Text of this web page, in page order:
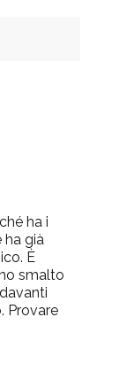
ha i
ha già
È
smalto
Provare